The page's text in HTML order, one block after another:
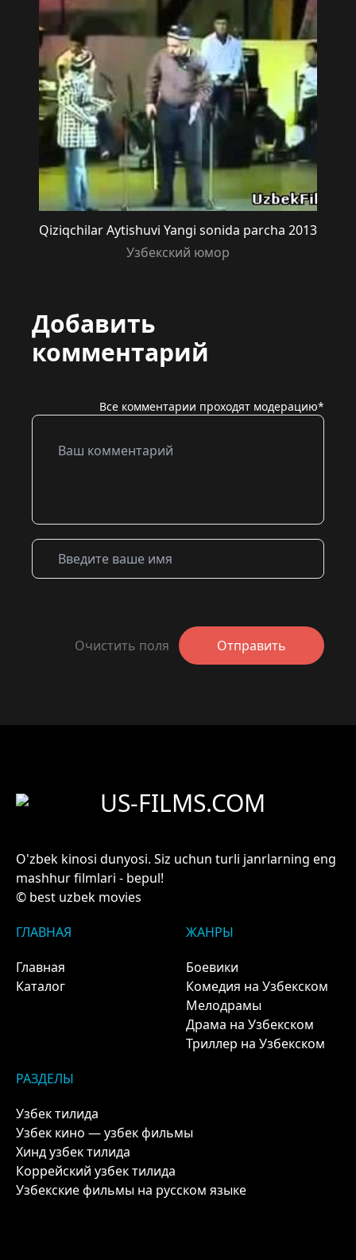
Qiziqchilar Aytishuvi Yangi sonida parcha 2013
Узбекский юмор
Добавить
комментарий
Все комментарии проходят модерацию*
Очистить поля Отправить
US-FILMS.COM
O'zbek kinosi dunyosi. Siz uchun turli janrlarning eng
mashhur filmlari - bepul!
© best uzbek movies
ГЛАВНАЯ
Главная
Каталог
ЖАНРЫ
Боевики
Комедия на Узбекском
Мелодрамы
Драма на Узбекском
Триллер на Узбекском
РАЗДЕЛЫ
Узбек тилида
Узбек кино — узбек фильмы
Хинд узбек тилида
Коррейский узбек тилида
Узбекские фильмы на русском языке